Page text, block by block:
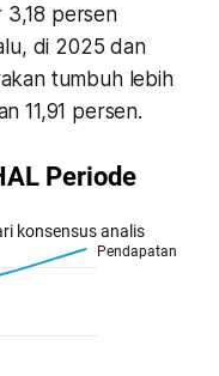
3,18 persen
di 2025 dan
tumbuh lebih
11,91 persen.